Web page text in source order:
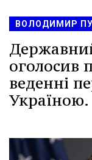
ВОЛОДИМИР
оголосив
веденні
Україною.